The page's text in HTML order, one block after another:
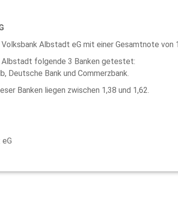
Albstadt eG mit einer Gesamtnote von
Albstadt folgende 3 Banken getestet:
Deutsche Bank und Commerzbank.
Banken liegen zwischen 1,38 und 1,62.